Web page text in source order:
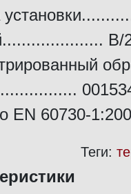
EN 60730-
Теги: